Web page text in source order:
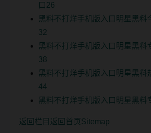
口26
黑料不打烊手机版入口明星黑料
32
黑料不打烊手机版入口明星黑料
38
黑料不打烊手机版入口明星黑料
44
黑料不打烊手机版入口明星黑料
返回栏目 返回首页 Sitemap